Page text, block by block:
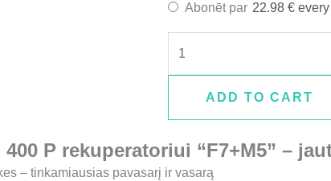
Abonēt par 22.98€
ADD TO CART
P rekuperatoriui “F7+M5” –
– tinkamiausias pavasarį ir vasarą